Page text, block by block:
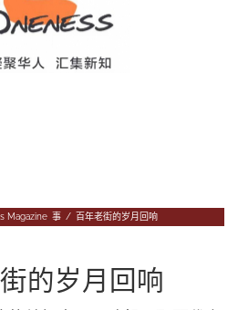
Magazine, 事 / 百年老街的岁月回响
的岁月回响